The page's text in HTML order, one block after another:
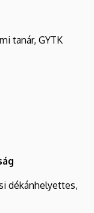
tanár, GYTK
dékánhelyettes,